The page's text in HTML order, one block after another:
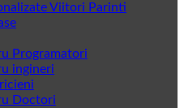
Viitori Parinti
Programatori
ingineri
Doctori